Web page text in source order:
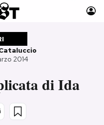
Moda
2014
di Ida